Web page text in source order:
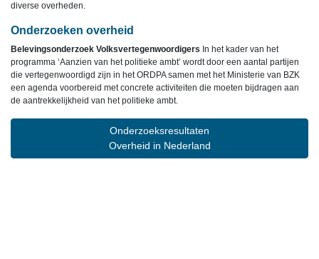
diverse overheden.
Onderzoeken overheid
Belevingsonderzoek Volksvertegenwoordigers In het kader van het
programma ‘Aanzien van het politieke ambt’ wordt door een aantal partijen
die vertegenwoordigd zijn in het ORDPA samen met het Ministerie van BZK
een agenda voorbereid met concrete activiteiten die moeten bijdragen aan
de aantrekkelijkheid van het politieke ambt.
Onderzoeksresultaten
Overheid in Nederland